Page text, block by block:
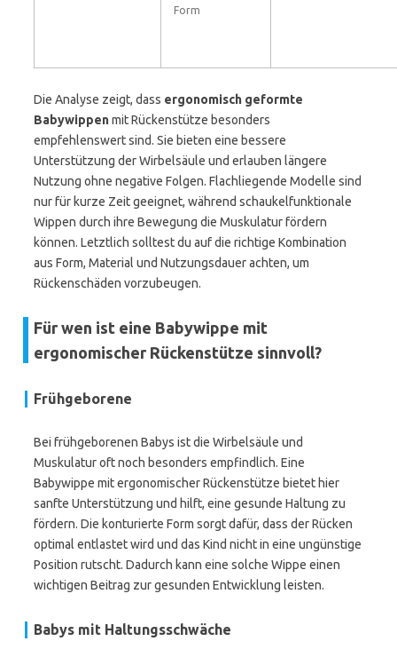
Form
Die Analyse zeigt, dass ergonomisch geformte
Babywippenmit Rückenstütze besonders
empfehlenswert sind. Sie bieten eine bessere
Unterstützung der Wirbelsäule und erlauben längere
Nutzung ohne negative Folgen. Flachliegende Modelle sind
nur für kurze Zeit geeignet, während schaukelfunktionale
Wippen durch ihre Bewegung die Muskulatur fördern
können. Letztlich solltest du auf die richtige Kombination
aus Form, Material und Nutzungsdauer achten, um
Rückenschäden vorzubeugen.
Für wen ist eine Babywippe mit
ergonomischer Rückenstütze sinnvoll?
Frühgeborene
Bei frühgeborenen Babys ist die Wirbelsäule und
Muskulatur oft noch besonders empfindlich. Eine
Babywippe mit ergonomischer Rückenstütze bietet hier
sanfte Unterstützung und hilft, eine gesunde Haltung zu
fördern. Die konturierte Form sorgt dafür, dass der Rücken
optimal entlastet wird und das Kind nicht in eine ungünstige
Position rutscht. Dadurch kann eine solche Wippe einen
wichtigen Beitrag zur gesunden Entwicklung leisten.
Babys mit Haltungsschwäche